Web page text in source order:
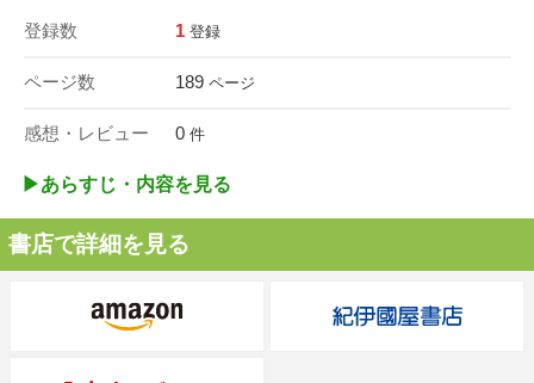
登録数 1 登録
ページ数 189 ページ
感想・レビュー 0 件
▶︎あらすじ・内容を見る
書店で詳細を見る